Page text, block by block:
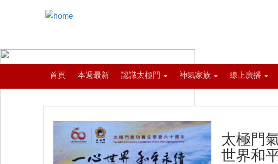
首頁 本週最新 認識太極門 神氣家族 線上廣播
太極門
世界和